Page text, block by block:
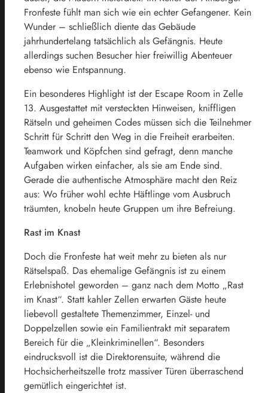
Fronfeste fühlt man sich wie ein echter Gefangener. Kein
Wunder – schließlich diente das Gebäude
jahrhundertelang tatsächlich als Gefängnis. Heute
allerdings suchen Besucher hier freiwillig Abenteuer
ebenso wie Entspannung.
Ein besonderes Highlight ist der Escape Room in Zelle
13. Ausgestattet mit versteckten Hinweisen, kniffligen
Rätseln und geheimen Codes müssen sich die Teilnehmer
Schritt für Schritt den Weg in die Freiheit erarbeiten.
Teamwork und Köpfchen sind gefragt, denn manche
Aufgaben wirken einfacher, als sie am Ende sind.
Gerade die authentische Atmosphäre macht den Reiz
aus: Wo früher wohl echte Häftlinge vom Ausbruch
träumten, knobeln heute Gruppen um ihre Befreiung.
Rast im Knast
Doch die Fronfeste hat weit mehr zu bieten als nur
Rätselspaß. Das ehemalige Gefängnis ist zu einem
Erlebnishotel geworden – ganz nach dem Motto „Rast
im Knast“. Statt kahler Zellen erwarten Gäste heute
liebevoll gestaltete Themenzimmer, Einzel- und
Doppelzellen sowie ein Familientrakt mit separatem
Bereich für die „Kleinkriminellen“. Besonders
eindrucksvoll ist die Direktorensuite, während die
Hochsicherheitszelle trotz massiver Türen überraschend
gemütlich eingerichtet ist.